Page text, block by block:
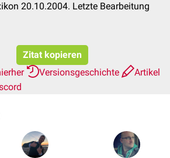
20.10.2004. Letzte Bearbeitung
Zitat kopieren
Versionsgeschichte
Artikel